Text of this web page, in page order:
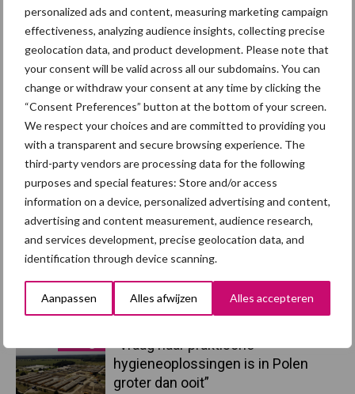
personalized ads and content, measuring marketing campaign
effectiveness, analyzing audience insights, collecting precise
geolocation data, and product development. Please note that
your consent will be valid across all our subdomains. You can
change or withdraw your consent at any time by clicking the
“Consent Preferences” button at the bottom of your screen.
We respect your choices and are committed to providing you
with a transparent and secure browsing experience. The
third-party vendors are processing data for the following
purposes and special features: Store and/or access
information on a device, personalized advertising and content,
advertising and content measurement, audience research,
and services development, precise geolocation data, and
identification through device scanning.
Aanpassen Alles afwijzen Alles accepteren
Primaire
Sidebar
Recent nieuws Partner nieuws
7 aug
Britse varkenssector vreest
afzetcrisis in het najaar
7 aug
Grondstoffenmarkt blijft grillig:
droogte en geopolitiek houden
handel in de greep
“Vraag naar praktische
hygieneoplossingen is in Polen
groter dan ooit”
Toon meer